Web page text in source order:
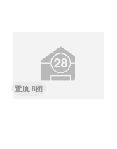
置顶, 8图